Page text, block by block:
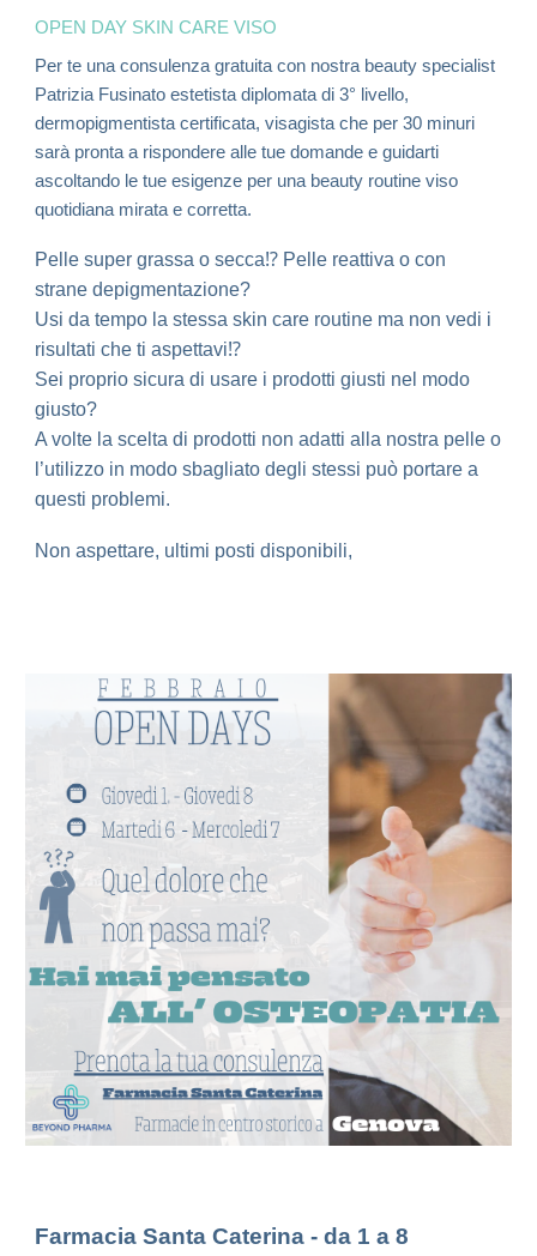
OPEN DAY SKIN CARE VISO
Per te una consulenza gratuitacon nostra beauty specialist
Patrizia Fusinato estetista diplomata di 3° livello,
dermopigmentista certificata, visagista che per 30 minuri
sarà pronta a rispondere alle tue domande e guidarti
ascoltando le tue esigenze per una beauty routine viso
quotidiana mirata e corretta.
Pelle super grassa o secca⁉ Pelle reattiva o con
strane depigmentazione?
Usi da tempo la stessa skin care routine ma non vedi i
risultati che ti aspettavi⁉
Sei proprio sicura di usare i prodotti giusti nel modo
giusto?
A volte la scelta di prodotti non adatti alla nostra pelle o
l’utilizzo in modo sbagliato degli stessi può portare a
questi problemi.
Non aspettare, ultimi posti disponibili,
Farmacia Santa Caterina - da 1 a 8